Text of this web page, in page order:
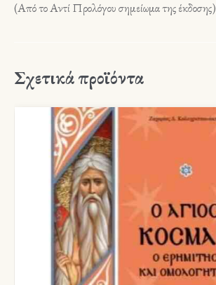
(Από το Αντί Προλόγου σημείωμα της έκδοσης)
Σχετικά προϊόντα